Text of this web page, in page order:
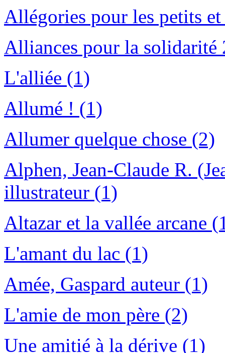
Allégories pour les petits
Alliances pour la solidarité
L'alliée (1)
Allumé ! (1)
Allumer quelque chose (2)
Alphen, Jean-Claude R.
illustrateur (1)
Altazar et la vallée arcane
L'amant du lac (1)
Amée, Gaspard auteur (1)
L'amie de mon père (2)
Une amitié à la dérive (1)